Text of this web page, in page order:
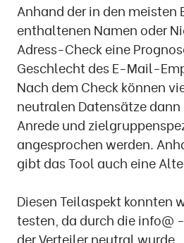
Anhand der in den
enthaltenen Namen oder
Adress-Check eine
Geschlecht des E-Mail-
Nach dem Check können
neutralen Datensätze
Anrede und
angesprochen werden.
gibt das Tool auch eine
Diesen Teilaspekt konnten
testen, da durch die info@
der Verteiler neutral wurde.